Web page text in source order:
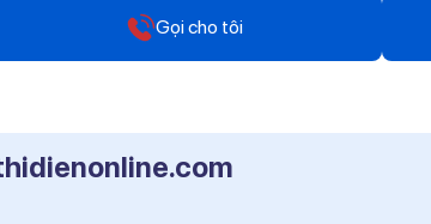
Gọi cho tôi
0912 607 808
Hotline